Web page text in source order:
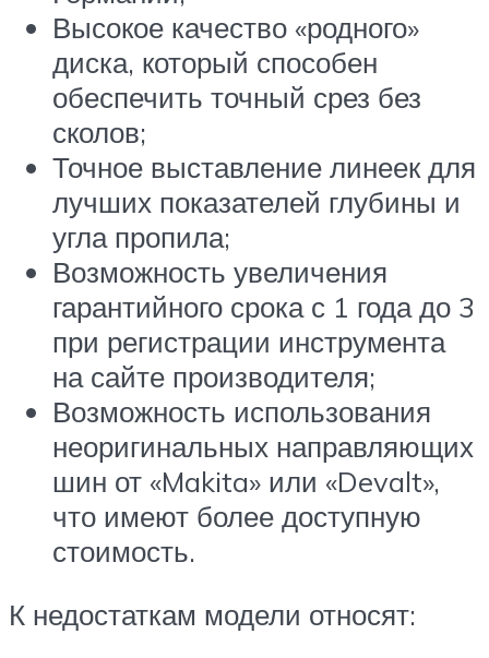
Высокое качество «родного»
диска, который способен
обеспечить точный срез без
сколов;
Точное выставление линеек для
лучших показателей глубины и
угла пропила;
Возможность увеличения
гарантийного срока с 1 года до 3
при регистрации инструмента
на сайте производителя;
Возможность использования
неоригинальных направляющих
шин от «Makita» или «Devalt»,
что имеют более доступную
стоимость.
К недостаткам модели относят: